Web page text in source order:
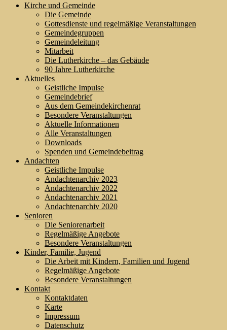
Kirche und Gemeinde
Die Gemeinde
Gottesdienste und regelmäßige Veranstaltungen
Gemeindegruppen
Gemeindeleitung
Mitarbeit
Die Lutherkirche – das Gebäude
90 Jahre Lutherkirche
Aktuelles
Geistliche Impulse
Gemeindebrief
Aus dem Gemeindekirchenrat
Besondere Veranstaltungen
Aktuelle Informationen
Alle Veranstaltungen
Downloads
Spenden und Gemeindebeitrag
Andachten
Geistliche Impulse
Andachtenarchiv 2023
Andachtenarchiv 2022
Andachtenarchiv 2021
Andachtenarchiv 2020
Senioren
Die Seniorenarbeit
Regelmäßige Angebote
Besondere Veranstaltungen
Kinder, Familie, Jugend
Die Arbeit mit Kindern, Familien und Jugend
Regelmäßige Angebote
Besondere Veranstaltungen
Kontakt
Kontaktdaten
Karte
Impressum
Datenschutz